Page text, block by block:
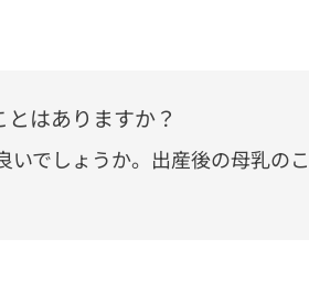
はありますか？
でしょうか。出産後の母乳の